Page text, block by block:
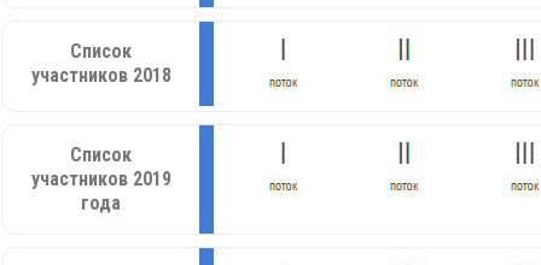
Список
участников 2018
Список
участников 2019
года